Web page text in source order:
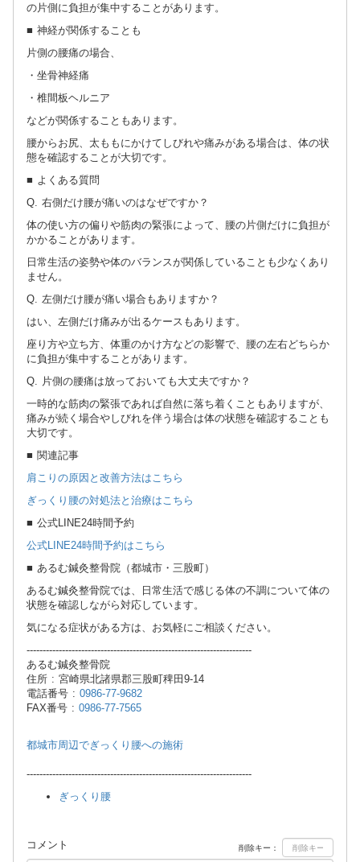
の片側に負担が集中することがあります。
■ 神経が関係することも
片側の腰痛の場合、
・坐骨神経痛
・椎間板ヘルニア
などが関係することもあります。
腰からお尻、太ももにかけてしびれや痛みがある場合は、体の状
態を確認することが大切です。
■ よくある質問
Q. 右側だけ腰が痛いのはなぜですか？
体の使い方の偏りや筋肉の緊張によって、腰の片側だけに負担が
かかることがあります。
日常生活の姿勢や体のバランスが関係していることも少なくあり
ません。
Q. 左側だけ腰が痛い場合もありますか？
はい、左側だけ痛みが出るケースもあります。
座り方や立ち方、体重のかけ方などの影響で、腰の左右どちらか
に負担が集中することがあります。
Q. 片側の腰痛は放っておいても大丈夫ですか？
一時的な筋肉の緊張であれば自然に落ち着くこともありますが、
痛みが続く場合やしびれを伴う場合は体の状態を確認することも
大切です。
■ 関連記事
肩こりの原因と改善方法はこちら
ぎっくり腰の対処法と治療はこちら
■ 公式LINE24時間予約
公式LINE24時間予約はこちら
■ あるむ鍼灸整骨院（都城市・三股町）
あるむ鍼灸整骨院では、日常生活で感じる体の不調について体の
状態を確認しながら対応しています。
気になる症状がある方は、お気軽にご相談ください。
----------------------------------------------------------------------
あるむ鍼灸整骨院
住所 : 宮崎県北諸県郡三股町稗田9-14
電話番号 : 0986-77-9682
FAX番号 : 0986-77-7565
都城市周辺でぎっくり腰への施術
----------------------------------------------------------------------
ぎっくり腰
コメント 削除キー：